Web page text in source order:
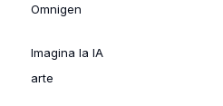
Omnigen
Imagina la IA
arte